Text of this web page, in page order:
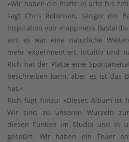
»Wir haben die Platte in acht bis
sagt Chris Robinson, Sänger der
Inspiration von ›Happiness
ein, es war eine natürliche
mehr experimentiert, intuitiv und
Rich hat der Platte eine
beschreiben kann, aber es ist das
hat.«
Rich fügt hinzu: »Dieses Album ist
Wir sind zu unseren Wurzeln
diesen Funken im Studio und in
gespürt. Wir haben ein Feuer